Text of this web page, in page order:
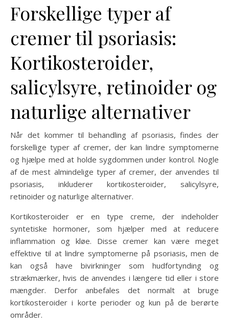
Forskellige typer af
cremer til psoriasis:
Kortikosteroider,
salicylsyre, retinoider og
naturlige alternativer
Når det kommer til behandling af psoriasis, findes der
forskellige typer af cremer, der kan lindre symptomerne
og hjælpe med at holde sygdommen under kontrol. Nogle
af de mest almindelige typer af cremer, der anvendes til
psoriasis, inkluderer kortikosteroider, salicylsyre,
retinoider og naturlige alternativer.
Kortikosteroider er en type creme, der indeholder
syntetiske hormoner, som hjælper med at reducere
inflammation og kløe. Disse cremer kan være meget
effektive til at lindre symptomerne på psoriasis, men de
kan også have bivirkninger som hudfortynding og
strækmærker, hvis de anvendes i længere tid eller i store
mængder. Derfor anbefales det normalt at bruge
kortikosteroider i korte perioder og kun på de berørte
områder.